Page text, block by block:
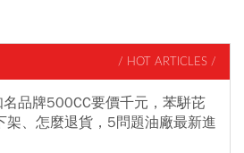
/ HOT ARTICLES /
品牌500CC要價千元，苯駢芘
、怎麼退貨，5問題油廠最新進